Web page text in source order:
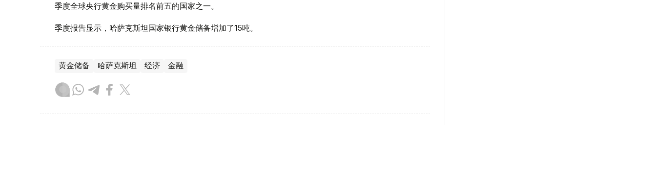
季度全球央行黄金购买量排名前五的国家之一。
季度报告显示，哈萨克斯坦国家银行黄金储备增加了15吨。
黄金储备 哈萨克斯坦 经济 金融